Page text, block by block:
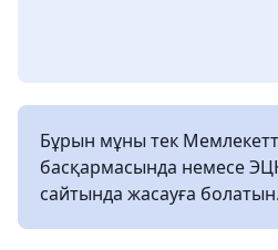
Бұрын мұны тек
басқармасында немесе
сайтында жасауға болатын.